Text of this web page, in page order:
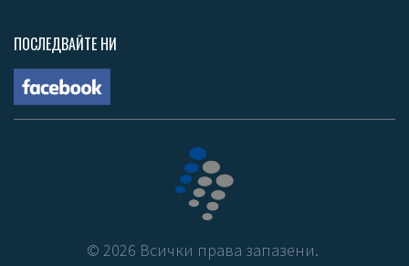
ПОСЛЕДВАЙТЕ НИ
© 2026 Всички права запазени.